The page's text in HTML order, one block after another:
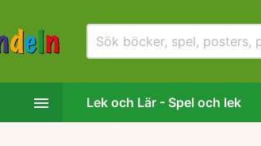
 Lek och Lär - Spel och lek